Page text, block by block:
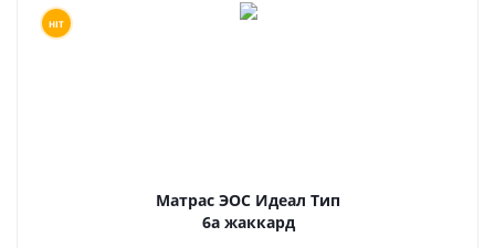
HIT
Матрас ЭОС Идеал Тип
6а жаккард